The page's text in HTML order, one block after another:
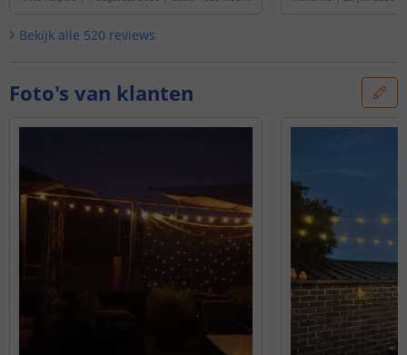
Bekijk alle 520 reviews
Foto's van klanten